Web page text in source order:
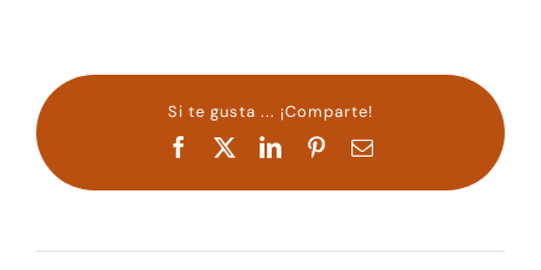
Si te gusta ... ¡Comparte!
Facebook LinkedInPinterestCorreo